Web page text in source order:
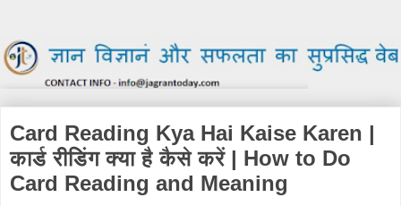
Card Reading Kya Hai Kaise Karen |
कार्ड रीडिंग क्या है कैसे करें | How to Do
Card Reading and Meaning